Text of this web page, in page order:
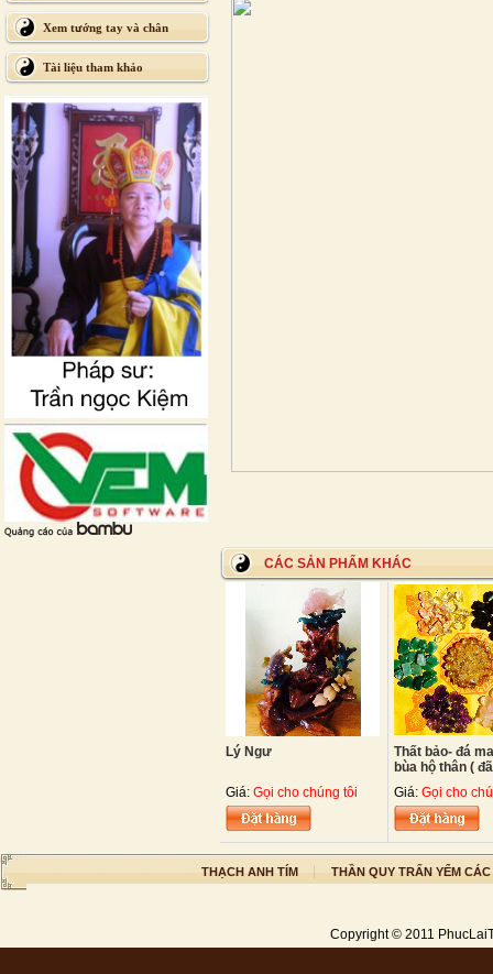
Xem tướng tay và chân
Tài liệu tham khảo
CÁC SẢN PHẨM KHÁC
Lý Ngư
Giá: Gọi cho chúng tôi
Thất bảo- đá
bùa hộ thân (
Giá: Gọi cho
THẠCH ANH TÍM THẦN QUY TRẤN YỂM
Copyright © 2011